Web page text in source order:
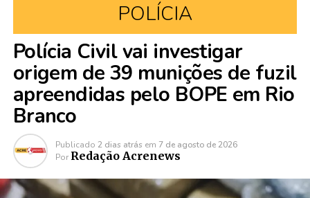
POLÍCIA
Polícia Civil vai investigar
origem de 39 munições de fuzil
apreendidas pelo BOPE em Rio
Branco
Publicado 2 dias atrás em 7 de agosto de 2026
Por Redação Acrenews